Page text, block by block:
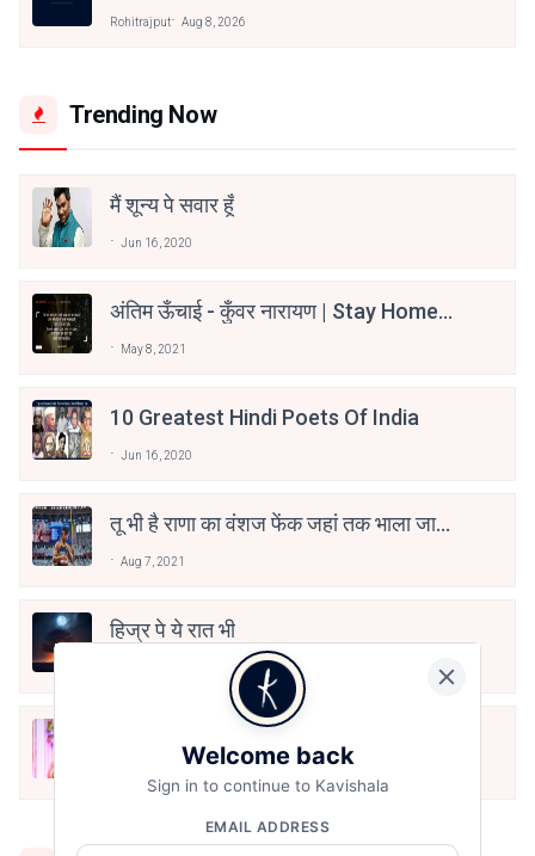
Rohitrajput Aug 8, 2026
Trending Now
मैं शून्य पे सवार हूँ
Jun 16, 2020
अंतिम ऊँचाई - कुँवर नारायण | Stay Home
May 8, 2021
10 Greatest Hindi Poets Of India
Jun 16, 2020
तू भी है राणा का वंशज फेंक जहां तक भाला जाए:
Aug 7, 2021
हिज्र पे ये रात भी
मोहब्बत के सफ़र को एक हँसी आग़ाज़ दे देना -
अनामिका अम्बर जैन
Welcome back
Sign in to continue to Kavishala
EMAIL ADDRESS